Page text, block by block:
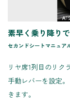
素早く乗り降りで
セカンドシートマニュア
リヤ席1列目のリク
手動レバーを設定
きます。